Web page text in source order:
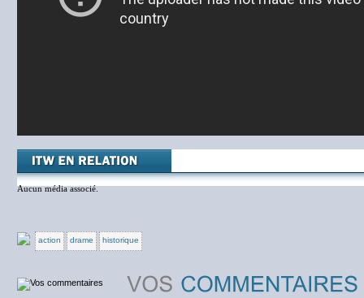
Aucun média associé.
action drame historique